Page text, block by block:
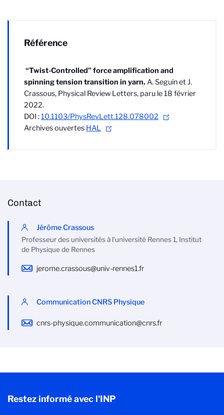
Référence
“Twist-Controlled” force amplification and
spinning tension transition in yarn. A. Seguin et J.
Crassous, Physical Review Letters, paru le 18 février
2022.
DOI :10.1103/PhysRevLett.128.078002
Archives ouvertes HAL
Contact
Jérôme Crassous
Professeur des universités à l’université Rennes 1, Institut
de Physique de Rennes
jerome.crassous@univ-rennes1.fr
Communication CNRS Physique
cnrs-physique.communication@cnrs.fr
Restez informé avec l'INP